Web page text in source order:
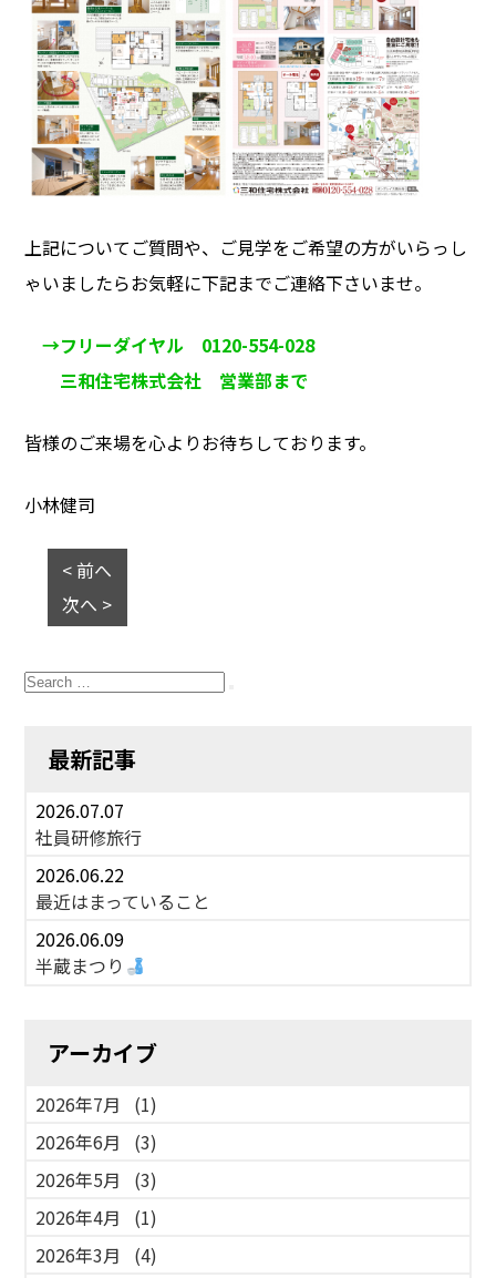
上記についてご質問や、ご見学をご希望の方がいらっし
ゃいましたらお気軽に下記までご連絡下さいませ。
→フリーダイヤル 0120-554-028
三和住宅株式会社 営業部まで
皆様のご来場を心よりお待ちしております。
小林健司
< 前へ
次へ >
Search
for:
最新記事
2026.07.07
社員研修旅行
2026.06.22
最近はまっていること
2026.06.09
半蔵まつり
アーカイブ
2026年7月
(1)
2026年6月
(3)
2026年5月
(3)
2026年4月
(1)
2026年3月
(4)